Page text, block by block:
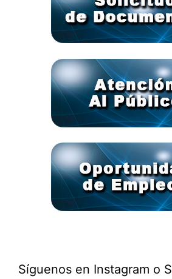
Síguenos en Instagram o